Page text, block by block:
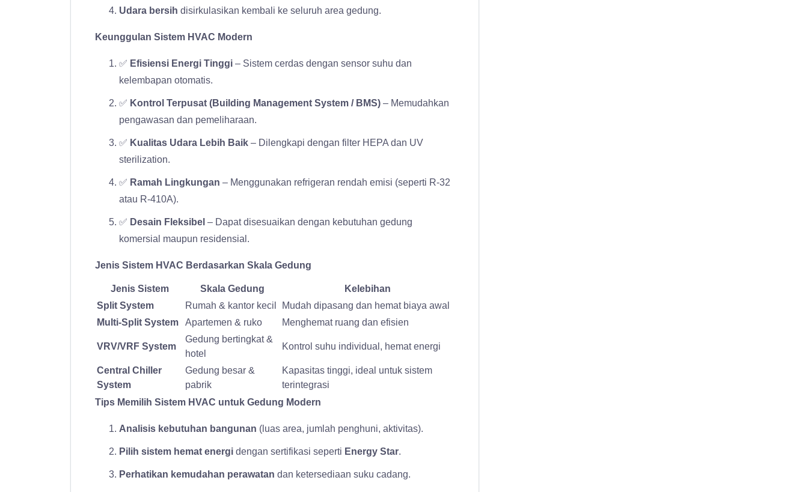
Udara bersih disirkulasikan kembali ke seluruh area gedung.
Keunggulan Sistem HVAC Modern
✅ Efisiensi Energi Tinggi – Sistem cerdas dengan sensor suhu dan
kelembapan otomatis.
✅ Kontrol Terpusat (Building Management System / BMS) – Memudahkan
pengawasan dan pemeliharaan.
✅ Kualitas Udara Lebih Baik – Dilengkapi dengan filter HEPA dan UV
sterilization.
✅ Ramah Lingkungan – Menggunakan refrigeran rendah emisi (seperti R-32
atau R-410A).
✅ Desain Fleksibel – Dapat disesuaikan dengan kebutuhan gedung
komersial maupun residensial.
Jenis Sistem HVAC Berdasarkan Skala Gedung
Jenis Sistem Skala Gedung
Kelebihan
Split System
Rumah & kantor kecil
Mudah dipasang dan hemat biaya awal
Multi-Split System
Apartemen & ruko Menghemat ruang dan efisien
VRV/VRF System
Gedung bertingkat &
hotel
Kontrol suhu individual, hemat energi
Central Chiller
System
Gedung besar &
pabrik
Kapasitas tinggi, ideal untuk sistem
terintegrasi
Tips Memilih Sistem HVAC untuk Gedung Modern
Analisis kebutuhan bangunan (luas area, jumlah penghuni, aktivitas).
Pilih sistem hemat energi dengan sertifikasi seperti Energy Star.
Perhatikan kemudahan perawatan dan ketersediaan suku cadang.